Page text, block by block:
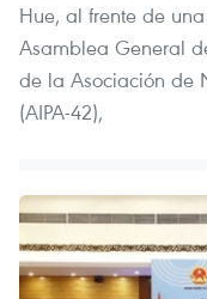
Hue, al frente de
Asamblea General
de la Asociación de
(AIPA-42),